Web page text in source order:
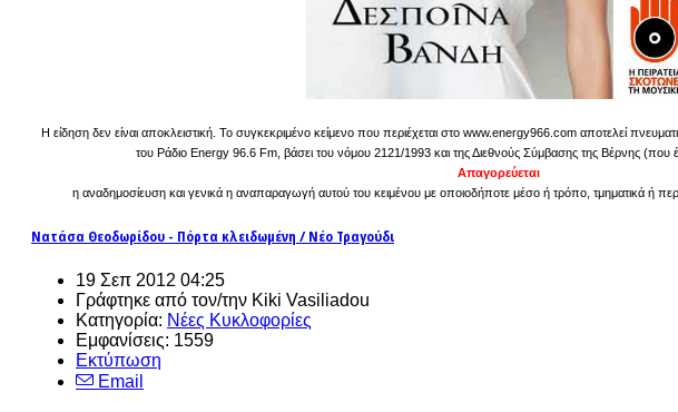
Η είδηση δεν είναι αποκλειστική. Το συγκεκριμένο κείμενο που περιέχεται στο www.energy966.com αποτελεί
του Ράδιο Energy 96.6 Fm, βάσει του νόμου 2121/1993 και της Διεθνούς Σύμβασης της Βέρνης (που
Απαγορεύεται
η αναδημοσίευση και γενικά η αναπαραγωγή αυτού του κειμένου με οποιοδήποτε μέσο ή τρόπο, τμηματικά ή
Νατάσα Θεοδωρίδου - Πόρτα κλειδωμένη / Νέο Τραγούδι
19 Σεπ 2012 04:25
Γράφτηκε από τον/την Kiki Vasiliadou
Κατηγορία: Νέες Κυκλοφορίες
Εμφανίσεις: 1559
Εκτύπωση
Email